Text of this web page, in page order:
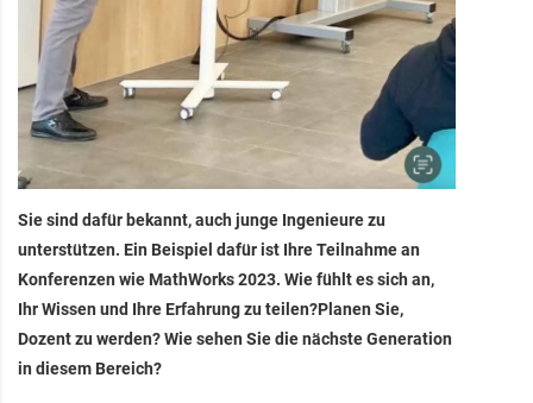
Sie sind dafür bekannt, auch junge Ingenieure zu
unterstützen. Ein Beispiel dafür ist Ihre Teilnahme an
Konferenzen wie MathWorks 2023. Wie fühlt es sich an,
Ihr Wissen und Ihre Erfahrung zu teilen?Planen Sie,
Dozent zu werden? Wie sehen Sie die nächste Generation
in diesem Bereich?